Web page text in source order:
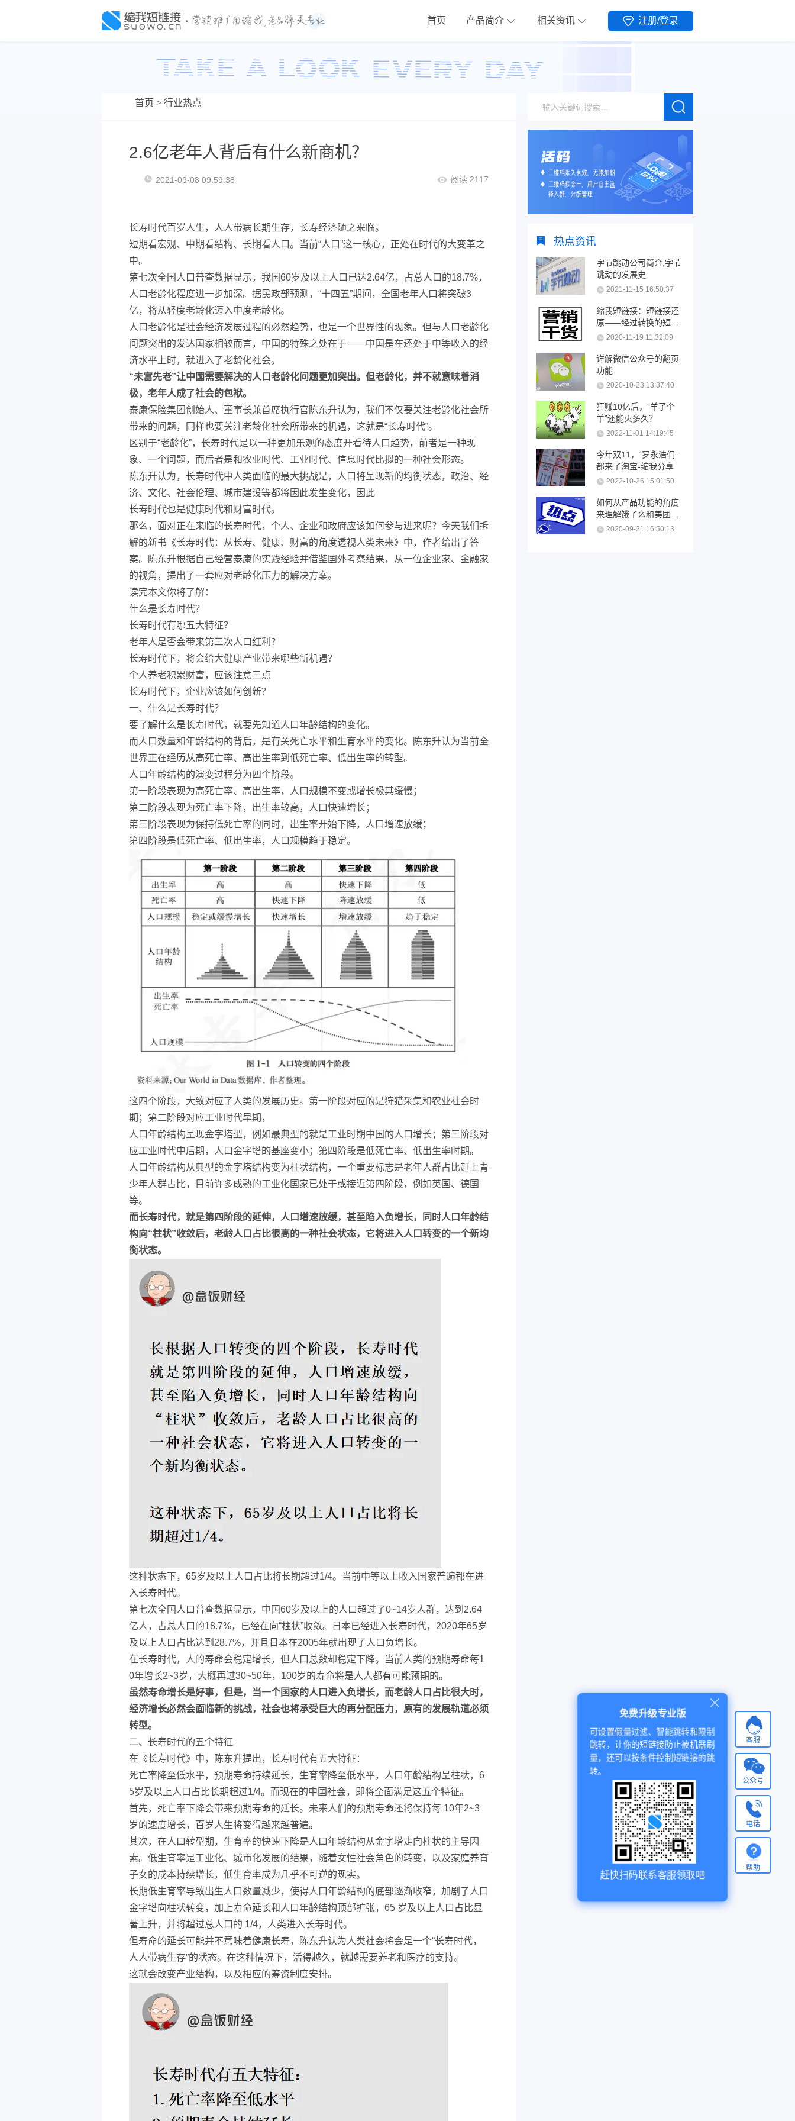
首页 产品简介 相关资讯 注册/登录
首页 > 行业热点
2.6亿老年人背后有什么新商机？
2021-09-08 09:59:38 阅读 2117
长寿时代百岁人生，人人带病长期生存，长寿经济随之来临。
短期看宏观、中期看结构、长期看人口。当前“人口”这一核心，正处在时代的大变革之
中。
第七次全国人口普查数据显示，我国60岁及以上人口已达2.64亿，占总人口的18.7%，
人口老龄化程度进一步加深。据民政部预测，“十四五”期间，全国老年人口将突破3
亿，将从轻度老龄化迈入中度老龄化。
人口老龄化是社会经济发展过程的必然趋势，也是一个世界性的现象。但与人口老龄化
问题突出的发达国家相较而言，中国的特殊之处在于——中国是在还处于中等收入的经
济水平上时，就进入了老龄化社会。
“未富先老”让中国需要解决的人口老龄化问题更加突出。但老龄化，并不就意味着消
极，老年人成了社会的包袱。
泰康保险集团创始人、董事长兼首席执行官陈东升认为，我们不仅要关注老龄化社会所
带来的问题，同样也要关注老龄化社会所带来的机遇，这就是“长寿时代”。
区别于“老龄化”，长寿时代是以一种更加乐观的态度开看待人口趋势，前者是一种现
象、一个问题，而后者是和农业时代、工业时代、信息时代比拟的一种社会形态。
陈东升认为，长寿时代中人类面临的最大挑战是，人口将呈现新的均衡状态，政治、经
济、文化、社会伦理、城市建设等都将因此发生变化，因此
长寿时代也是健康时代和财富时代。
那么，面对正在来临的长寿时代，个人、企业和政府应该如何参与进来呢？今天我们拆
解的新书《长寿时代：从长寿、健康、财富的角度透视人类未来》中，作者给出了答
案。陈东升根据自己经营泰康的实践经验并借鉴国外考察结果，从一位企业家、金融家
的视角，提出了一套应对老龄化压力的解决方案。
读完本文你将了解：
什么是长寿时代？
长寿时代有哪五大特征？
老年人是否会带来第三次人口红利？
长寿时代下，将会给大健康产业带来哪些新机遇？
个人养老积累财富，应该注意三点
长寿时代下，企业应该如何创新？
一、什么是长寿时代？
要了解什么是长寿时代，就要先知道人口年龄结构的变化。
而人口数量和年龄结构的背后，是有关死亡水平和生育水平的变化。陈东升认为当前全
世界正在经历从高死亡率、高出生率到低死亡率、低出生率的转型。
人口年龄结构的演变过程分为四个阶段。
第一阶段表现为高死亡率、高出生率，人口规模不变或增长极其缓慢；
第二阶段表现为死亡率下降，出生率较高，人口快速增长；
第三阶段表现为保持低死亡率的同时，出生率开始下降，人口增速放缓；
第四阶段是低死亡率、低出生率，人口规模趋于稳定。
这四个阶段，大致对应了人类的发展历史。第一阶段对应的是狩猎采集和农业社会时
期；第二阶段对应工业时代早期，
人口年龄结构呈现金字塔型，例如最典型的就是工业时期中国的人口增长；第三阶段对
应工业时代中后期，人口金字塔的基座变小；第四阶段是低死亡率、低出生率时期。
人口年龄结构从典型的金字塔结构变为柱状结构，一个重要标志是老年人群占比赶上青
少年人群占比，目前许多成熟的工业化国家已处于或接近第四阶段，例如英国、德国
等。
而长寿时代，就是第四阶段的延伸，人口增速放缓，甚至陷入负增长，同时人口年龄结
构向“柱状”收敛后，老龄人口占比很高的一种社会状态，它将进入人口转变的一个新均
衡状态。
这种状态下，65岁及以上人口占比将长期超过1/4。当前中等以上收入国家普遍都在进
入长寿时代。
第七次全国人口普查数据显示，中国60岁及以上的人口超过了0~14岁人群，达到2.64
亿人，占总人口的18.7%，已经在向“柱状”收敛。日本已经进入长寿时代，2020年65岁
及以上人口占比达到28.7%，并且日本在2005年就出现了人口负增长。
在长寿时代，人的寿命会稳定增长，但人口总数却稳定下降。当前人类的预期寿命每1
0年增长2~3岁，大概再过30~50年，100岁的寿命将是人人都有可能预期的。
虽然寿命增长是好事，但是，当一个国家的人口进入负增长，而老龄人口占比很大时，
经济增长必然会面临新的挑战，社会也将承受巨大的再分配压力，原有的发展轨道必须
转型。
二、长寿时代的五个特征
在《长寿时代》中，陈东升提出，长寿时代有五大特征：
死亡率降至低水平，预期寿命持续延长，生育率降至低水平，人口年龄结构呈柱状，6
5岁及以上人口占比长期超过1/4。而现在的中国社会，即将全面满足这五个特征。
首先，死亡率下降会带来预期寿命的延长。未来人们的预期寿命还将保持每 10年2~3
岁的速度增长，百岁人生将变得越来越普遍。
其次，在人口转型期，生育率的快速下降是人口年龄结构从金字塔走向柱状的主导因
素。低生育率是工业化、城市化发展的结果，随着女性社会角色的转变，以及家庭养育
子女的成本持续增长，低生育率成为几乎不可逆的现实。
长期低生育率导致出生人口数量减少，使得人口年龄结构的底部逐渐收窄，加剧了人口
金字塔向柱状转变，加上寿命延长和人口年龄结构顶部扩张，65 岁及以上人口占比显
著上升，并将超过总人口的 1/4，人类进入长寿时代。
但寿命的延长可能并不意味着健康长寿，陈东升认为人类社会将会是一个“长寿时代，
人人带病生存”的状态。在这种情况下，活得越久，就越需要养老和医疗的支持。
这就会改变产业结构，以及相应的筹资制度安排。
热点资讯
字节跳动公司简介,字节
跳动的发展史
2021-11-15 16:50:37
缩我短链接：短链接还
原——经过转换的短链
接可以还原吗？
2020-11-19 11:32:09
详解微信公众号的翻页
功能
2020-10-23 13:37:40
狂赚10亿后，“羊了个
羊”还能火多久？
2022-11-01 14:19:45
今年双11，“罗永浩们”
都来了淘宝-缩我分享
2022-10-26 15:01:50
如何从产品功能的角度
来理解饿了么和美团优
化 2020-09-21 16:50:13
客服
免费升级专业版
可设置假量过滤、智能跳转和限制
跳转，让你的短链接防止被机器刷
量，还可以按条件控制短链接的跳
转。
赶快扫码联系客服领取吧
公众号
电话
帮助